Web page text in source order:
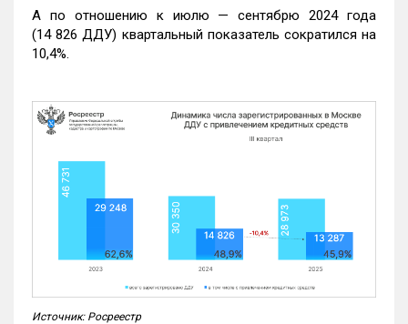
А по отношению к июлю — сентябрю 2024 года
(14 826 ДДУ) квартальный показатель сократился на
10,4%.
Источник: Росреестр